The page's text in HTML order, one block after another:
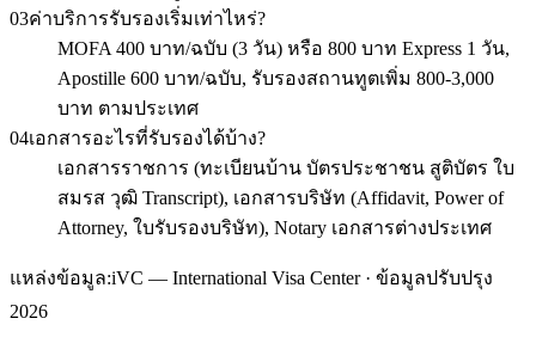
03ค่าบริการรับรองเริ่มเท่าไหร่?
MOFA 400 บาท/ฉบับ (3 วัน) หรือ 800 บาท Express 1 วัน,
Apostille 600 บาท/ฉบับ, รับรองสถานทูตเพิ่ม 800-3,000
บาท ตามประเทศ
04เอกสารอะไรที่รับรองได้บ้าง?
เอกสารราชการ (ทะเบียนบ้าน บัตรประชาชน สูติบัตร ใบ
สมรส วุฒิ Transcript), เอกสารบริษัท (Affidavit, Power of
Attorney, ใบรับรองบริษัท), Notary เอกสารต่างประเทศ
แหล่งข้อมูล:iVC — International Visa Center · ข้อมูลปรับปรุง
2026